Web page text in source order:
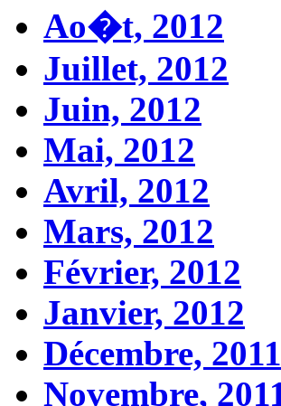
Ao�t, 2012
Juillet, 2012
Juin, 2012
Mai, 2012
Avril, 2012
Mars, 2012
Février, 2012
Janvier, 2012
Décembre, 2011
Novembre,